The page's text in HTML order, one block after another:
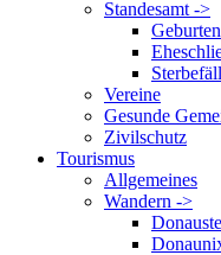
Standesamt ->
Geburten
Vereine
Gesunde
Zivilschutz
Tourismus
Allgemeines
Wandern ->